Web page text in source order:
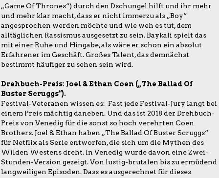
„Game Of Thrones“) durch den Dschungel hilft und ihr mehr
und mehr klar macht, dass er nicht immerzu als „Boy“
angesprochen werden möchte und wie weh es tut, dem
alltäglichen Rassismus ausgesetzt zu sein. Baykali spielt das
mit einer Ruhe und Hingabe, als wäre er schon ein absolut
Erfahrener im Geschäft. Großes Talent, das demnächst
bestimmt häufiger zu sehen sein wird.
Drehbuch-Preis: Joel & Ethan Coen („The Ballad Of
Buster Scruggs“).
Festival-Veteranen wissen es: Fast jede Festival-Jury langt bei
einem Preis mächtig daneben. Und das ist 2018 der Drehbuch-
Preis von Venedig für die sonst so hoch verehrten Coen
Brothers. Joel & Ethan haben „The Ballad Of Buster Scruggs“
für Netflix als Serie entworfen, die sich um die Mythen des
Wilden Westens dreht. In Venedig wurde davon eine Zwei-
Stunden-Version gezeigt. Von lustig-brutalen bis zu ermüdend
langweiligen Episoden. Dass es ausgerechnet für dieses